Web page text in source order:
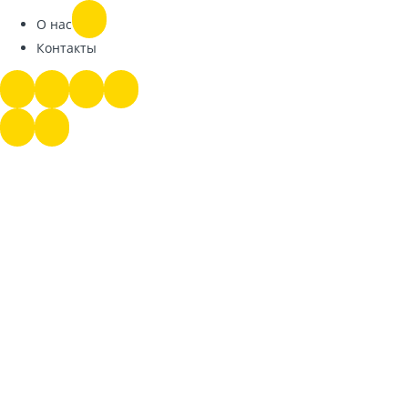
О нас
Контакты